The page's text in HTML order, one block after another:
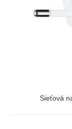
Sieťová